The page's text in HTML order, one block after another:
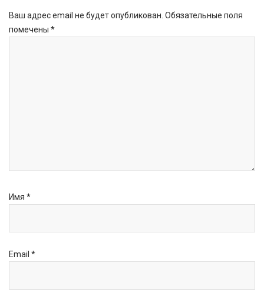
Ваш адрес email не будет опубликован. Обязательные поля
помечены *
Имя *
Email *